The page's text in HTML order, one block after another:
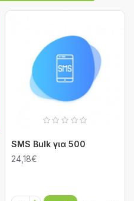
SMS Bulk για 500
24,18€